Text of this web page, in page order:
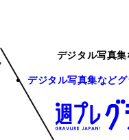
デジタル写真
デジタル写真集など